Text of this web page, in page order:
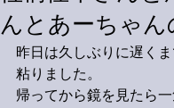
んとあーちゃん
昨日は久しぶりに遅く
粘りました。
帰ってから鏡を見たら